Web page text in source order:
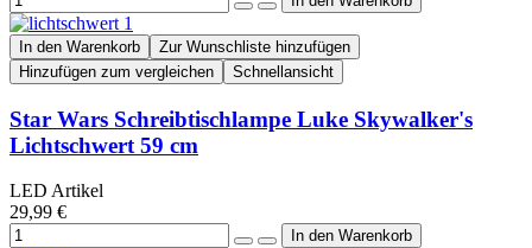
In den Warenkorb
Zur Wunschliste hinzufügen
Hinzufügen zum vergleichen
Schnellansicht
Star Wars Schreibtischlampe Luke Skywalker's
Lichtschwert 59 cm
LED Artikel
29,99 €